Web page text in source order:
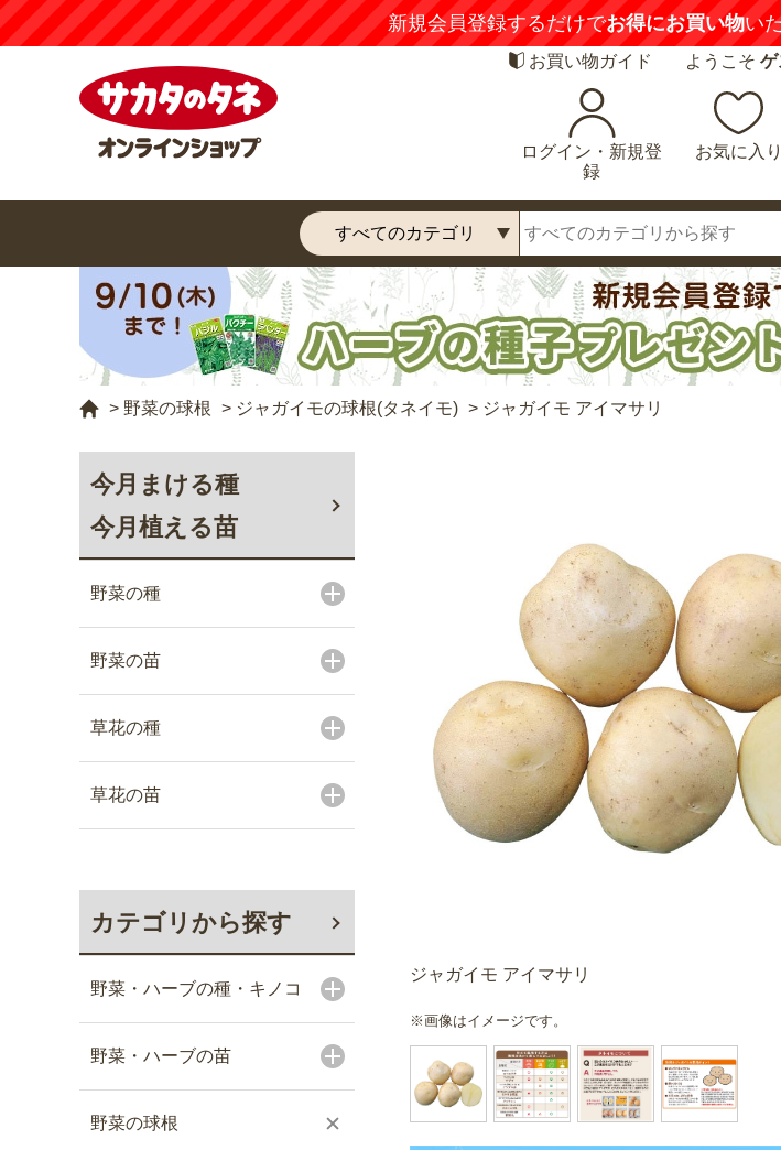
新規会員登録するだけでお得にお買い物い
お買い物ガイド ようこそ ゲ
ログイン・新規登
録
お気に入り
> 野菜の球根 > ジャガイモの球根(タネイモ) > ジャガイモ アイマサリ
今月まける種
今月植える苗
野菜の種
野菜の苗
草花の種
草花の苗
カテゴリから探す
野菜・ハーブの種・キノコ
野菜・ハーブの苗
野菜の球根
ジャガイモ アイマサリ
※画像はイメージです。